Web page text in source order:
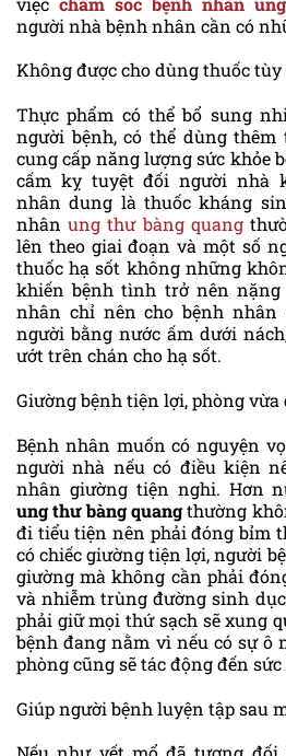
người nhà bệnh nhân cần có
Không được cho dùng thuốc
Thực phẩm có thể bổ sung
người bệnh, có thể dùng
cung cấp năng lượng sức khỏe
cấm kỵ tuyệt đối người nhà
nhân dung là thuốc kháng
nhânung thư bàng quang
lên theo giai đoạn và một số
thuốc hạ sốt không những
khiến bệnh tình trở nên nặng
nhân chỉ nên cho bệnh nhân
người bằng nước ấm dưới
ướt trên chán cho hạ sốt.
Giường bệnh tiện lợi, phòng
Bệnh nhân muốn có nguyện
người nhà nếu có điều kiện
nhân giường tiện nghi. Hơn
ung thư bàng quangthường
đi tiểu tiện nên phải đóng bỉm
có chiếc giường tiện lợi, người
giường mà không cần phải
và nhiễm trùng đường sinh
phải giữ mọi thứ sạch sẽ xung
bệnh đang nằm vì nếu có sự ô
phòng cũng sẽ tác động đến
Giúp người bệnh luyện tập sau